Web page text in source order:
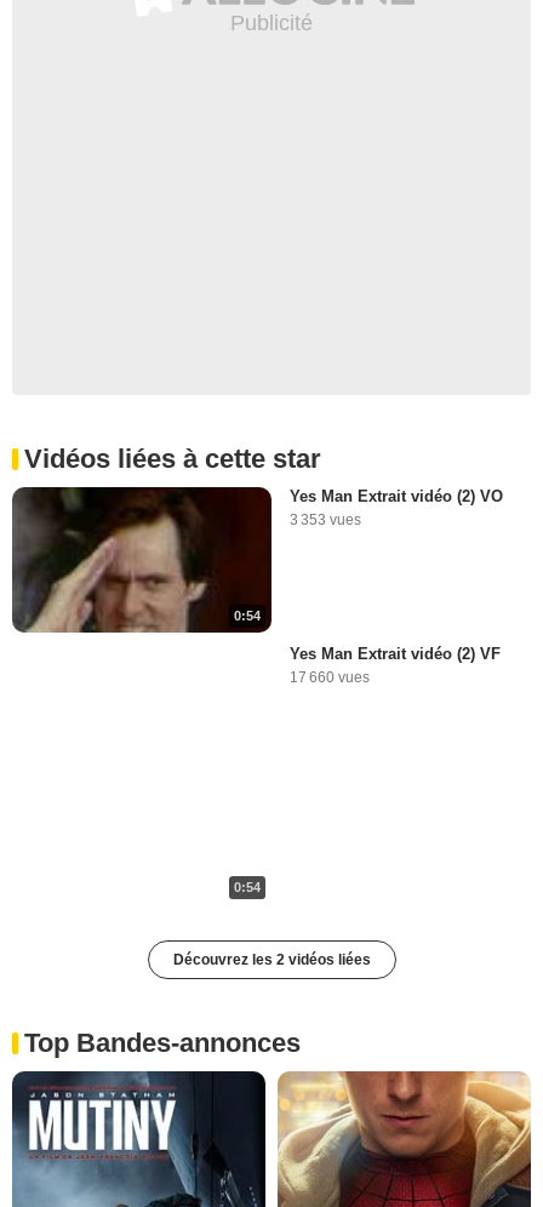
Vidéos liées à cette star
0:54
Yes Man Extrait vidéo (2) VO
3 353 vues
0:54
Yes Man Extrait vidéo (2) VF
17 660 vues
Découvrez les 2 vidéos liées
Top Bandes-annonces